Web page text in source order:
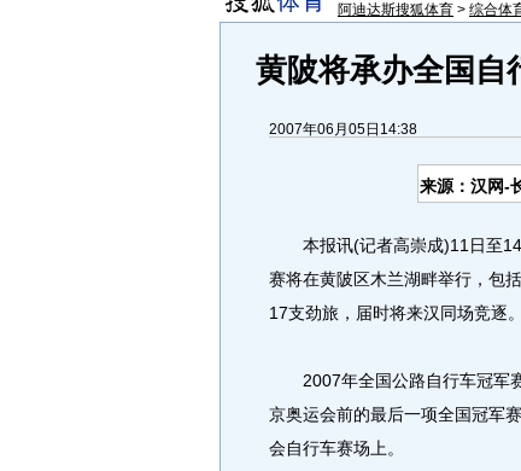
阿迪达斯搜狐体育 > 综合体
黄陂将承办全国自
2007年06月05日14:38
来源：汉网-
本报讯(记者高崇成)11日至14
赛将在黄陂区木兰湖畔举行，包
17支劲旅，届时将来汉同场竞逐。
2007年全国公路自行车冠军赛
京奥运会前的最后一项全国冠军
会自行车赛场上。